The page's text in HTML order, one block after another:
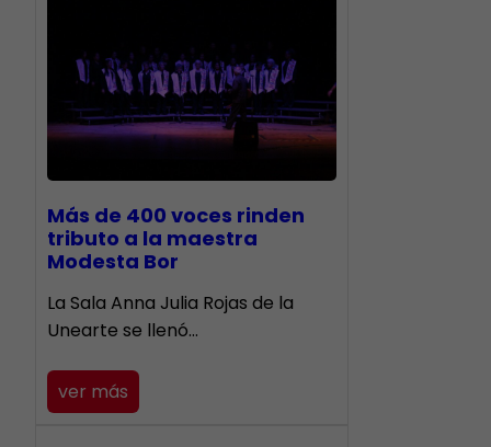
Más de 400 voces rinden
tributo a la maestra
Modesta Bor
​La Sala Anna Julia Rojas de la
Unearte se llenó…
ver más